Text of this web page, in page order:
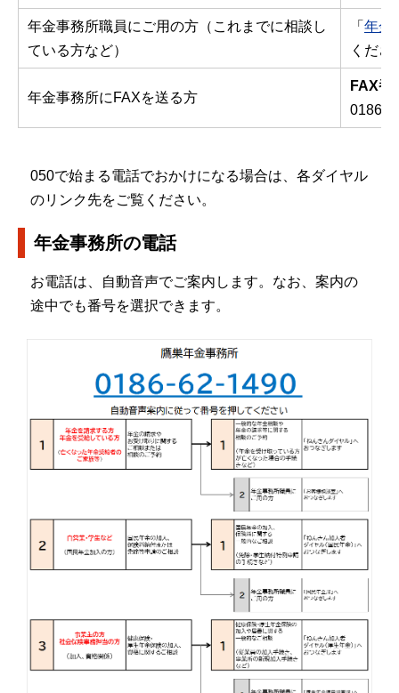
年金事務所職員にご用の方（これまでに相談し
ている方など）
「 年金
くださ
年金事務所にFAXを送る方
FAX番
0186-
050で始まる電話でおかけになる場合は、各ダイヤル
のリンク先をご覧ください。
年金事務所の電話
お電話は、自動音声でご案内します。なお、案内の
途中でも番号を選択できます。